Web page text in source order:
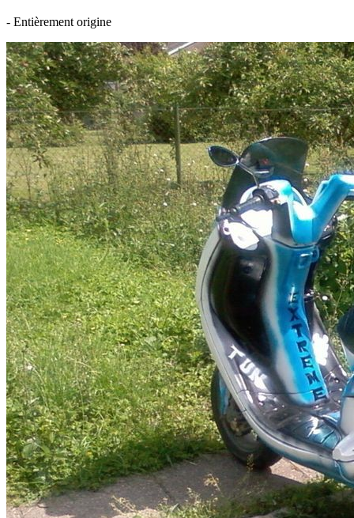
- Entièrement origine